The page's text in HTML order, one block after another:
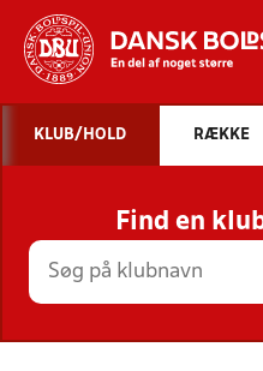
STILLINGER,
KLUB/HOLD RÆKKE
Find en